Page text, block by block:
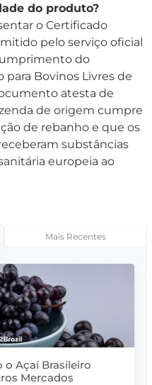
do produto?
o Certificado
pelo serviço oficial
do
para Bovinos Livres de
atesta de
de origem cumpre
de rebanho e que os
substâncias
europeia ao
Mais Recentes
o Açaí Brasileiro
Mercados